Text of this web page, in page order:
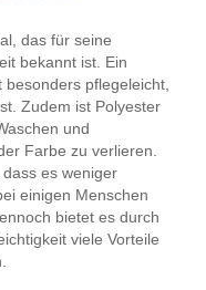
das für seine
bekannt ist. Ein
besonders pflegeleicht,
Zudem ist Polyester
und
Farbe zu verlieren.
es weniger
einigen Menschen
bietet es durch
viele Vorteile